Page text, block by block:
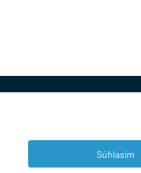
Súhlasím